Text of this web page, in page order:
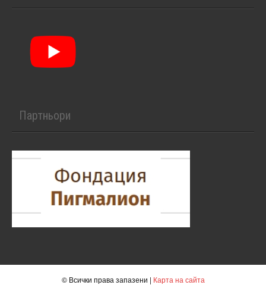
Партньори
© Всички права запазени | Карта на сайта